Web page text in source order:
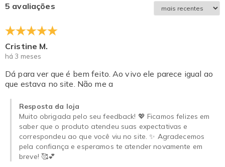
5 avaliações
Cristine M.
há 3 meses
Dá para ver que é bem feito. Ao vivo ele parece igual ao
que estava no site. Não me a
Resposta da loja
Muito obrigada pelo seu feedback! 💖 Ficamos felizes em
saber que o produto atendeu suas expectativas e
correspondeu ao que você viu no site. ✨ Agradecemos
pela confiança e esperamos te atender novamente em
breve! 🥰💕